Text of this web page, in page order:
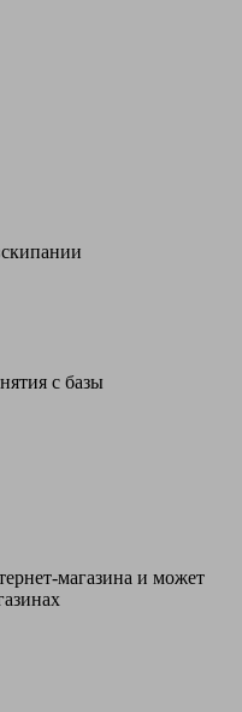
с базы
магазина и может